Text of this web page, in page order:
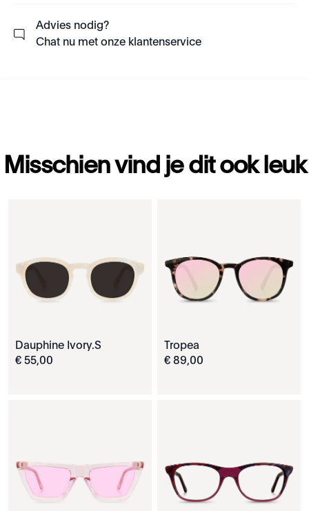
Advies nodig?
Chat nu met onze klantenservice
Misschien vind je dit ook leuk
Dauphine Ivory.S
€ 55,00
Tropea
€ 89,00